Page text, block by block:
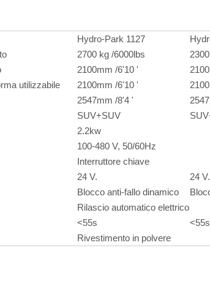
Hydro-Park 1127
2700 kg /6000lbs
2100mm /6'10 '
utilizzabile
2100mm /6'10 '
2547mm /8'4 '
SUV+SUV
2.2kw
100-480 V, 50/60Hz
Interruttore chiave
24 V. 24 V.
Blocco anti-fallo dinamico
Rilascio automatico elettrico
<55s <55s
Rivestimento in polvere